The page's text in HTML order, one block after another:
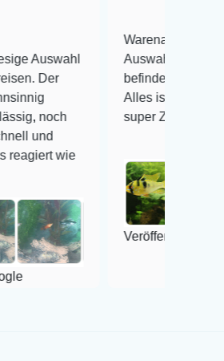
Warenanlieferung Top und die
Auswahl plus
befinden der Fische
Alles ist quick lebendig und im
super Zustand. Gerne wieder
Veröffentlicht auf Google